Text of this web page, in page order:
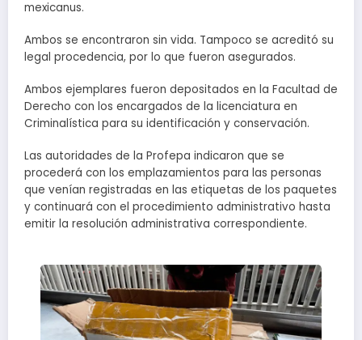
mexicanus.
Ambos se encontraron sin vida. Tampoco se acreditó su
legal procedencia, por lo que fueron asegurados.
Ambos ejemplares fueron depositados en la Facultad de
Derecho con los encargados de la licenciatura en
Criminalística para su identificación y conservación.
Las autoridades de la Profepa indicaron que se
procederá con los emplazamientos para las personas
que venían registradas en las etiquetas de los paquetes
y continuará con el procedimiento administrativo hasta
emitir la resolución administrativa correspondiente.